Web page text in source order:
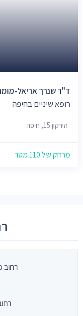
ד"ר שנרך אריאל-
רופא שיניים בחיפה
הירקון 15, חיפה
מרחק של 110 מטר
רחוב